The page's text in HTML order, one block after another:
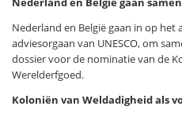
Nederland en België gaan in op het
adviesorgaan van UNESCO, om
dossier voor de nominatie van de
Werelderfgoed.
Koloniën van Weldadigheid als